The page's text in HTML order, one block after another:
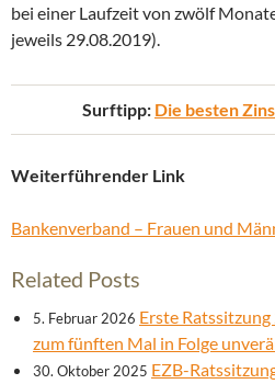
bei einer Laufzeit von zwölf
jeweils 29.08.2019).
Surftipp: Die besten
Weiterführender Link
Bankenverband – Frauen und
Related Posts
5. Februar 2026 Erste
zum fünften Mal in Folge
30. Oktober 2025 EZB-